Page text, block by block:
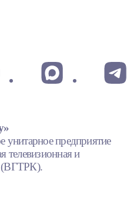
унитарное предприятие
телевизионная и
(ВГТРК).